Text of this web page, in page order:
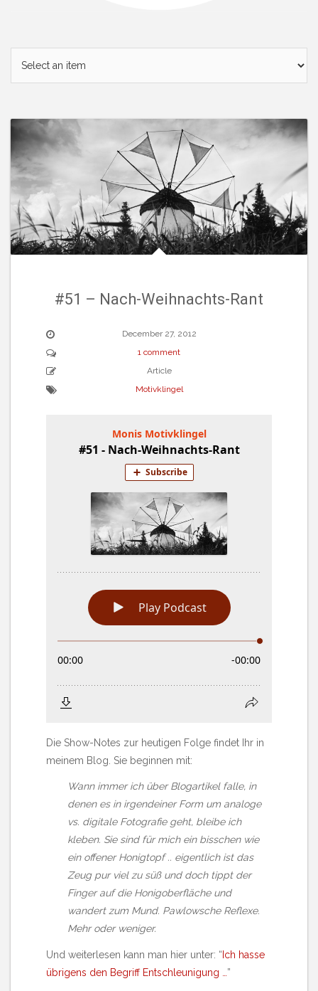
#51 – Nach-Weihnachts-Rant
December 27, 2012
1 comment
Article
Motivklingel
Die Show-Notes zur heutigen Folge findet Ihr in
meinem Blog. Sie beginnen mit:
Wann immer ich über Blogartikel falle, in
denen es in irgendeiner Form um analoge
vs. digitale Fotografie geht, bleibe ich
kleben. Sie sind für mich ein bisschen wie
ein offener Honigtopf .. eigentlich ist das
Zeug pur viel zu süß und doch tippt der
Finger auf die Honigoberfläche und
wandert zum Mund. Pawlowsche Reflexe.
Mehr oder weniger.
Und weiterlesen kann man hier unter: “ Ich hasse
übrigens den Begriff Entschleunigung … ”